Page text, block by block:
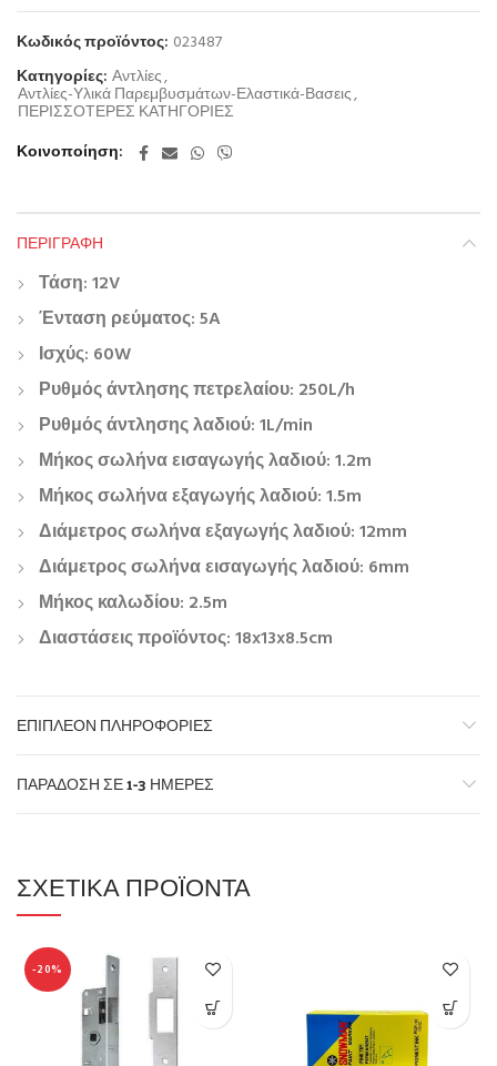
Κωδικός προϊόντος: 023487
Κατηγορίες: Αντλίες,
Αντλίες-Υλικά Παρεμβυσμάτων-Ελαστικά-Βασεις,
ΠΕΡΙΣΣΟΤΕΡΕΣ ΚΑΤΗΓΟΡΙΕΣ
Κοινοποίηση
ΠΕΡΙΓΡΑΦΉ
Τάση: 12V
Ένταση ρεύματος: 5A
Ισχύς: 60W
Ρυθμός άντλησης πετρελαίου: 250L/h
Ρυθμός άντλησης λαδιού: 1L/min
Μήκος σωλήνα εισαγωγής λαδιού: 1.2m
Μήκος σωλήνα εξαγωγής λαδιού: 1.5m
Διάμετρος σωλήνα εξαγωγής λαδιού: 12mm
Διάμετρος σωλήνα εισαγωγής λαδιού: 6mm
Μήκος καλωδίου: 2.5m
Διαστάσεις προϊόντος: 18x13x8.5cm
ΕΠΙΠΛΈΟΝ ΠΛΗΡΟΦΟΡΊΕΣ
ΠΑΡΆΔΟΣΗ ΣΕ 1-3 ΗΜΈΡΕΣ
ΣΧΕΤΙΚΆ ΠΡΟΪΌΝΤΑ
-20%